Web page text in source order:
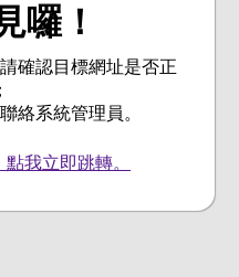
囉！
確認目標網址是否正
絡系統管理員。
我立即跳轉。